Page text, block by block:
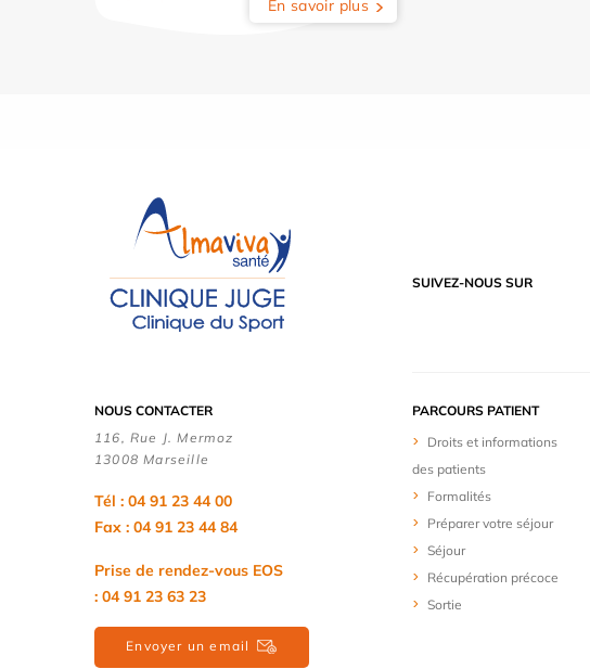
En savoir plus
SUIVEZ-NOUS SUR
NOUS CONTACTER
116, Rue J. Mermoz
13008 Marseille
Tél : 04 91 23 44 00
Fax : 04 91 23 44 84
Prise de rendez-vous EOS
: 04 91 23 63 23
Envoyer un email
PARCOURS PATIENT
Droits et informations
des patients
Formalités
Préparer votre séjour
Séjour
Récupération précoce
Sortie